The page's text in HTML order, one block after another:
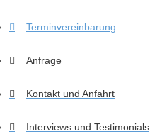
Terminvereinbarung
Anfrage
Kontakt und Anfahrt
Interviews und Testimonials